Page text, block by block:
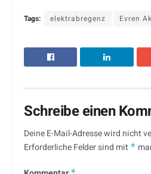
Tags: elektrabregenz Evren
Schreibe einen
Deine E-Mail-Adresse wird nicht
Erforderliche Felder sind mit *